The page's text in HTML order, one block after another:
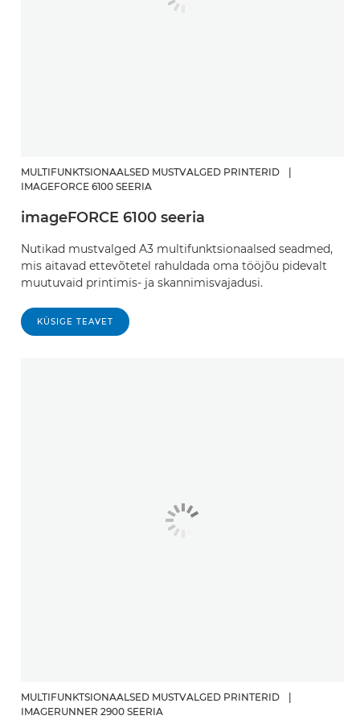
MULTIFUNKTSIONAALSED MUSTVALGED PRINTERID
IMAGEFORCE 6100 SEERIA
imageFORCE 6100 seeria
Nutikad mustvalged A3 multifunktsionaalsed seadmed,
mis aitavad ettevõtetel rahuldada oma tööjõu pidevalt
muutuvaid printimis- ja skannimisvajadusi.
KÜSIGE TEAVET
MULTIFUNKTSIONAALSED MUSTVALGED PRINTERID
IMAGERUNNER 2900 SEERIA